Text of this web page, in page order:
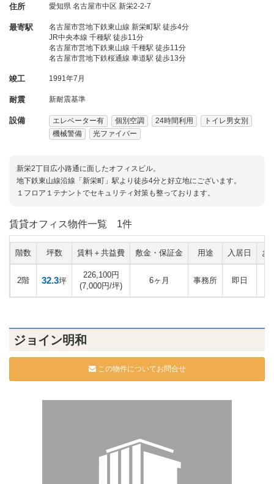
住所 愛知県 名古屋市中区 新栄2-2-7
最寄駅
名古屋市営地下鉄東山線 新栄町駅 徒歩4分
JR中央本線 千種駅 徒歩11分
名古屋市営地下鉄東山線 千種駅 徒歩11分
名古屋市営地下鉄桜通線 車道駅 徒歩13分
竣工 1991年7月
耐震 新耐震基準
設備 エレベーター有 個別空調 24時間利用
トイレ男女別
機械警備
光ファイバー
新栄2丁目広小路通に面したオフィスビル。
地下鉄東山線沿線「新栄町」駅より徒歩4分と好立地にございます。
１フロア１テナントでセキュリティ対策も整っております。
賃貸オフィス物件一覧 1件
階数 坪数 賃料＋共益費 敷金・保証金 用途 入居日 お
2階 32.3坪
226,100円
(7,000円/坪)
6ヶ月 事務所 即日
ジョイン明和
この物件についてお問合せ